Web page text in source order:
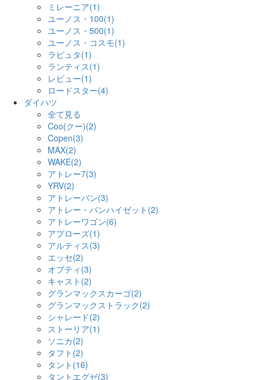
ミレーニア(1)
ユーノス・100(1)
ユーノス・500(1)
ユーノス・コスモ(1)
ラピュタ(1)
ランティス(1)
レビュー(1)
ロードスター(4)
ダイハツ
全て見る
Coo(クー)(2)
Copen(3)
MAX(2)
WAKE(2)
アトレー7(3)
YRV(2)
アトレーバン(3)
アトレー・バンハイゼット(2)
アトレーワゴン(6)
アプローズ(1)
アルティス(3)
エッセ(2)
オプティ(3)
キャスト(2)
グランマックスカーゴ(2)
グランマックストラック(2)
シャレード(2)
ストーリア(1)
ソニカ(2)
タフト(2)
タント(16)
タントエグゼ(3)